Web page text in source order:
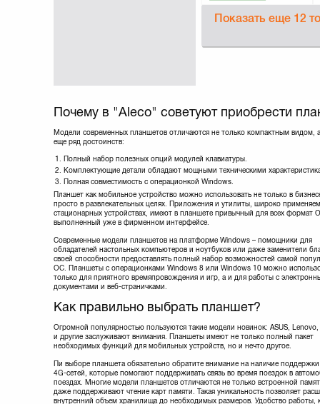
Показать еще 12
Почему в "Aleco" советуют приобрести
Модели современных планшетов отличаются не только компактным видом,
еще ряд достоинств:
Полный набор полезных опций модулей клавиатуры.
Комплектующие детали обладают мощными техническими
Полная совместимость с операционкой Windows.
Планшет как мобильное устройство можно использовать не только в
просто в развлекательных целях. Приложения и утилиты, широко
стационарных устройствах, имеют в планшете привычный для всех формат
выполненный уже в фирменном интерфейсе.
Современные модели планшетов на платформе Windows – помощники для
обладателей настольных компьютеров и ноутбуков или даже заменители
своей способности предоставлять полный набор возможностей самой
ОС. Планшеты с операционками Windows 8 или Windows 10 можно
только для приятного времяпровождения и игр, а и для работы с
документами и веб-страничками.
Как правильно выбрать планшет?
Огромной популярностью пользуются такие модели новинок: ASUS, Lenovo,
и другие заслуживают внимания. Планшеты имеют не только полный пакет
необходимых функций для мобильных устройств, но и нечто другое.
Пи выборе планшета обязательно обратите внимание на наличие
4G-сетей, которые помогают поддерживать связь во время поездок в
поездах. Многие модели планшетов отличаются не только встроенной
даже поддерживают чтение карт памяти. Такая уникальность позволяет
внутренний объем хранилища до необходимых размеров. Удобство работы,